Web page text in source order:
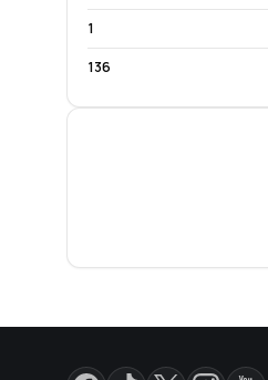
1
136